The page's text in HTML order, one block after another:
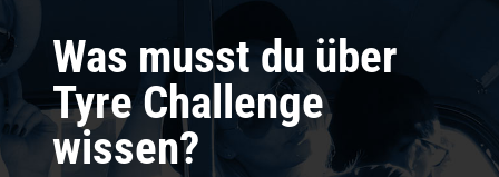
Was musst du über
Tyre Challenge
wissen?